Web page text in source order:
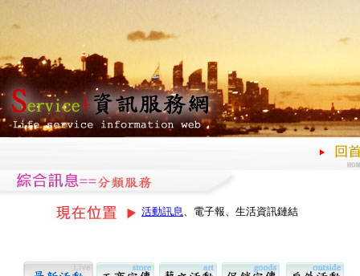
活動訊息、電子報、生活資訊鏈結